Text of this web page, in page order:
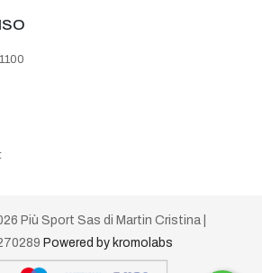
Più Sport Sas di Martin Cristina |
Powered by kromolabs